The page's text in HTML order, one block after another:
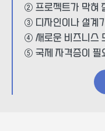
② 프로젝트가 막혀
③ 디자인이나 설계
④ 새로운 비즈니스
⑤ 국제 자격증이 필